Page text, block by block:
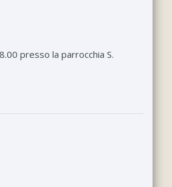
presso la parrocchia S.